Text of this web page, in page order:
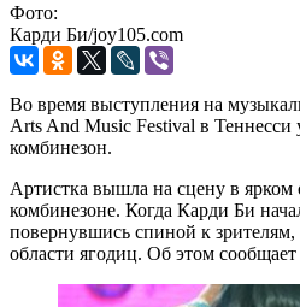
Фото:
Карди Би/joy105.com
Во время выступления на
Arts And Music Festival в
комбинезон.
Артистка вышла на сцену в
комбинезоне. Когда Карди Би
повернувшись спиной к зрителям,
области ягодиц. Об этом